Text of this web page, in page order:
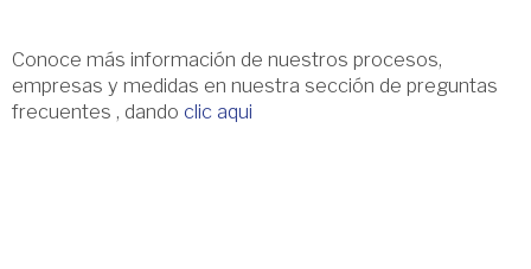
Conoce más información de nuestros procesos,
empresas y medidas en nuestra sección de preguntas
frecuentes , dando clic aqui